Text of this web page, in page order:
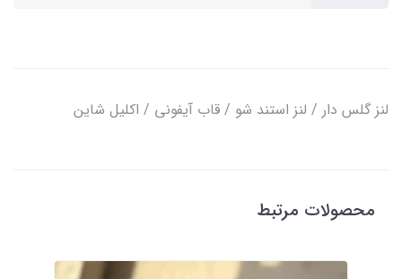
لنز گلس دار / لنز استند شو / قاب آیفونی / اکلیل شاین
محصولات مرتبط